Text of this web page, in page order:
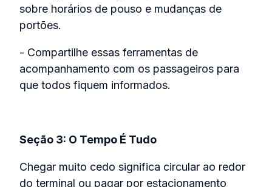
sobre horários de pouso e mudanças de
portões.
- Compartilhe essas ferramentas de
acompanhamento com os passageiros para
que todos fiquem informados.
Seção 3: O Tempo É Tudo
Chegar muito cedo significa circular ao redor
do terminal ou pagar por estacionamento